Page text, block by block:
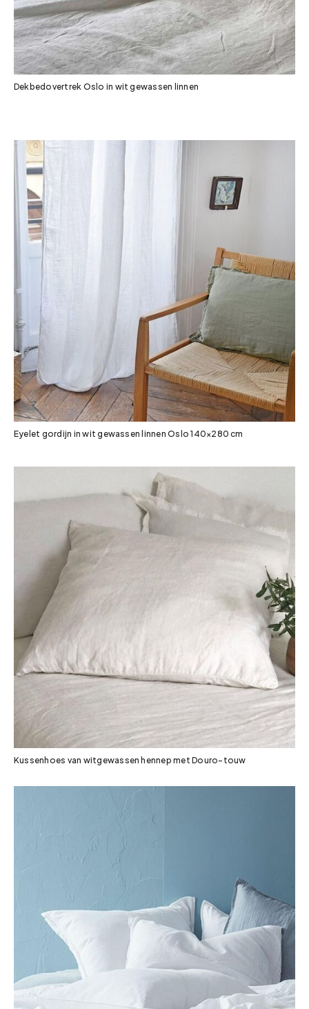
Dekbedovertrek Oslo in wit gewassen linnen
Eyelet gordijn in wit gewassen linnen Oslo 140×280 cm
Kussenhoes van witgewassen hennep met Douro-touw